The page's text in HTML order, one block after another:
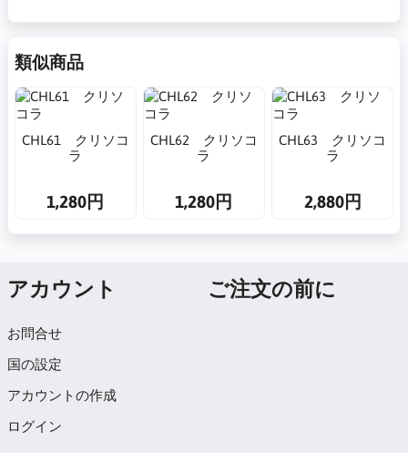
類似商品
CHL61 クリソコ
ラ
1,280円
CHL62 クリソコ
ラ
1,280円
CHL63 クリソコ
ラ
2,880円
アカウント
お問合せ
国の設定
アカウントの作成
ログイン
ご注文の前に